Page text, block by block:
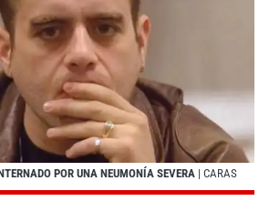
POR UNA NEUMONÍA SEVERA | CARAS